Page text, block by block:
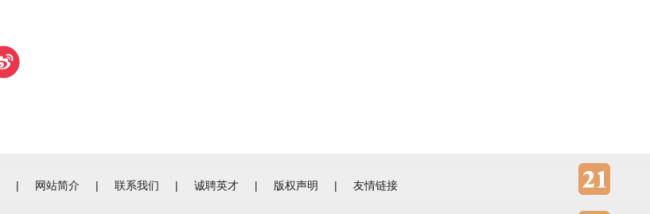
| 网站简介 | 联系我们 | 诚聘英才 | 版权声明 | 友情链接